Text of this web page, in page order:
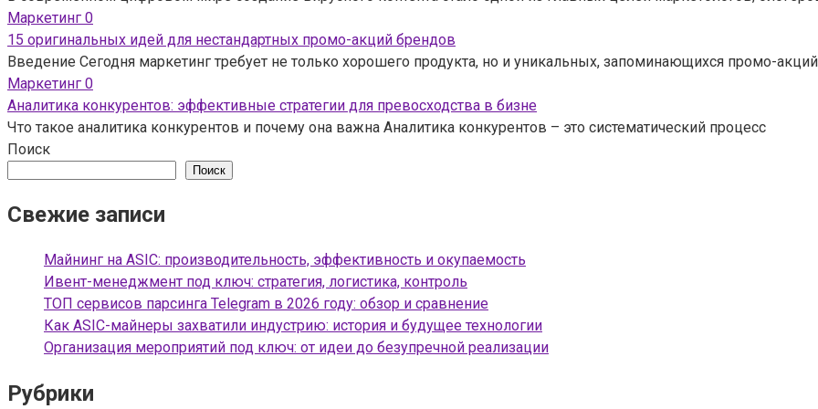
Маркетинг 0
15 оригинальных идей для нестандартных промо-акций брендов
Введение Сегодня маркетинг требует не только хорошего продукта, но и уникальных, запоминающихся промо-
Маркетинг 0
Аналитика конкурентов: эффективные стратегии для превосходства в бизне
Что такое аналитика конкурентов и почему она важна Аналитика конкурентов – это систематический процесс
Поиск
Поиск
Свежие записи
Майнинг на ASIC: производительность, эффективность и окупаемость
Ивент-менеджмент под ключ: стратегия, логистика, контроль
ТОП сервисов парсинга Telegram в 2026 году: обзор и сравнение
Как ASIC-майнеры захватили индустрию: история и будущее технологии
Организация мероприятий под ключ: от идеи до безупречной реализации
Рубрики